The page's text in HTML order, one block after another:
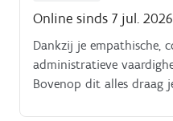
Online sinds 7 jul. 2026
Dankzij je empathische,
administratieve
Bovenop dit alles